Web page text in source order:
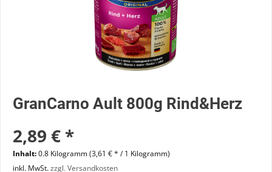
GranCarno Ault 800g Rind&Herz
2,89 € *
Inhalt:0.8 Kilogramm (3,61 € * / 1 Kilogramm)
inkl. MwSt.zzgl. Versandkosten